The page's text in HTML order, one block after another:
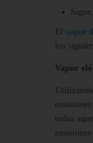
El vapor
los
Vapor
todas